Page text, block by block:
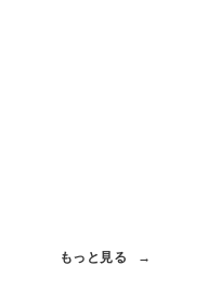
もっと見る